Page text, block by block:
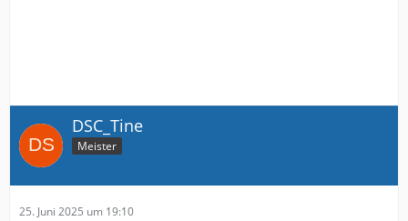
DSC_Tine
Meister
25. Juni 2025 um 19:10